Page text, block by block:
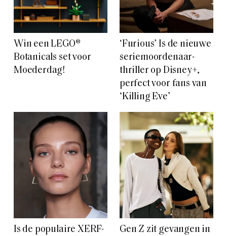
Win een LEGO®
Botanicals set voor
Moederdag!
‘Furious’ Is de nieuwe
seriemoordenaar-
thriller op Disney+,
perfect voor fans van
‘Killing Eve’
Is de populaire XERF- Gen Z zit gevangen in